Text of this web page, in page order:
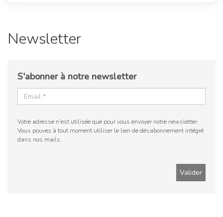
Newsletter
S'abonner à notre newsletter
Votre adresse n'est utilisée que pour vous envoyer notre newsletter.
Vous pouvez à tout moment utiliser le lien de désabonnement intégré
dans nos mails.